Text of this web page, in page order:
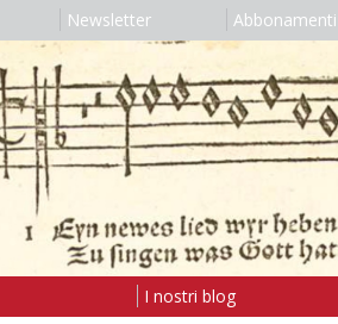
Newsletter Abbonamenti
I nostri blog